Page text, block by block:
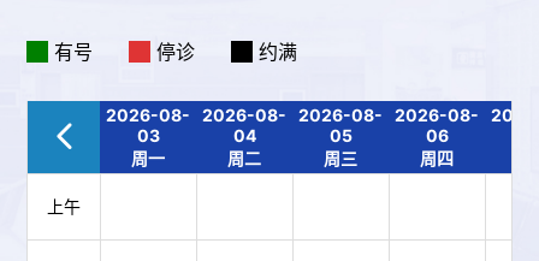
有号 停诊 约满
2026-08-
03
周一
2026-08-
04
周二
2026-08-
05
周三
2026-08-
06
周四
上午